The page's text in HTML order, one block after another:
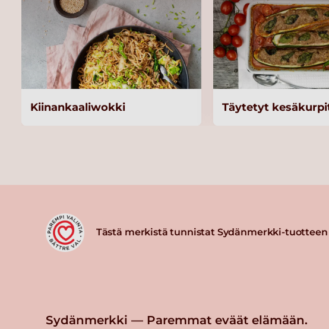
Kiinankaaliwokki Täytetyt
Tästä merkistä tunnistat Sydänmerkki-tuotteen
Sydänmerkki — Paremmat eväät elämään.